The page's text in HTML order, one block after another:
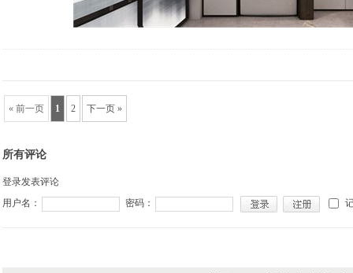
« 前一页 1 2 下一页 »
所有评论
登录发表评论
用户名：
密码：